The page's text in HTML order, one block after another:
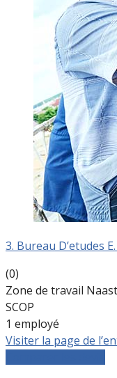
3. Bureau D’etudes
(0)
Zone de travail Naast
SCOP
1 employé
Visiter la page de